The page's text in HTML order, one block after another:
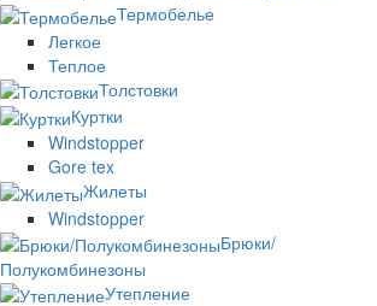
Термобелье
Легкое
Теплое
Толстовки
Куртки
Windstopper
Gore tex
Жилеты
Windstopper
Брюки/
Полукомбинезоны
Утепление